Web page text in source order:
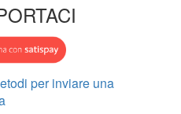
per inviare una